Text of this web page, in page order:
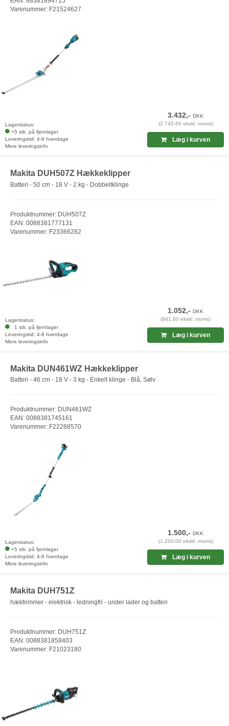
Varenummer: F21524627
Lagerstatus:
+5 stk. på fjernlager
Leveringstid: 4-8 hverdage
Mere leveringsinfo
3.432,-DKK
(2.745,60 ekskl. moms)
Læg i kurven
Makita DUH507Z Hækkeklipper
Batteri - 50 cm - 18 V - 2 kg - Dobbeltklinge
Produktnummer: DUH507Z
EAN: 0088381777131
Varenummer: F23366282
Lagerstatus:
1 stk. på fjernlager
Leveringstid: 4-8 hverdage
Mere leveringsinfo
1.052,-DKK
(841,60 ekskl. moms)
Læg i kurven
Makita DUN461WZ Hækkeklipper
Batteri - 46 cm - 18 V - 3 kg - Enkelt klinge - Blå, Sølv
Produktnummer: DUN461WZ
EAN: 0088381745161
Varenummer: F22288570
Lagerstatus:
+5 stk. på fjernlager
Leveringstid: 4-8 hverdage
Mere leveringsinfo
1.500,-DKK
(1.200,00 ekskl. moms)
Læg i kurven
Makita DUH751Z
hæktrimmer - elektrisk - ledningfri - under lader og batteri
Produktnummer: DUH751Z
EAN: 0088381858403
Varenummer: F21023180